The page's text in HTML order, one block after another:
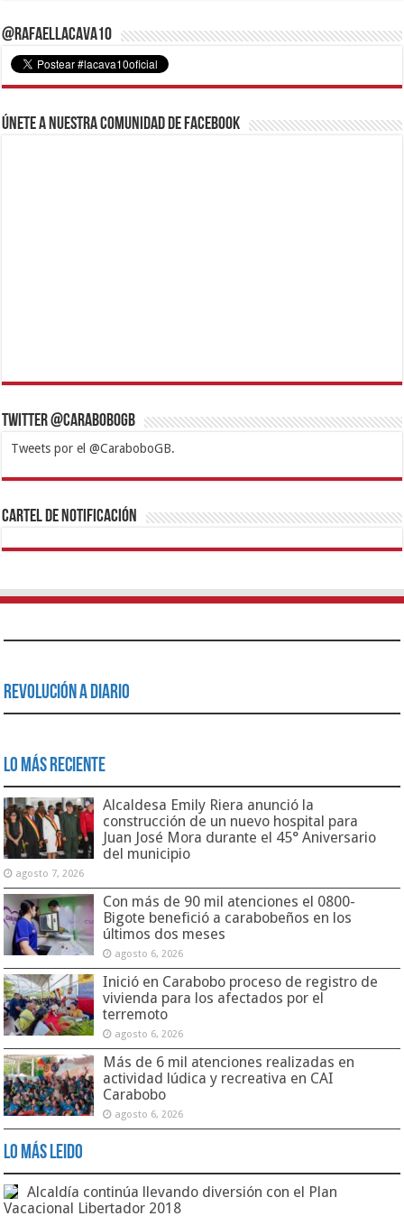
@RafaelLacava10
Únete a nuestra comunidad de Facebook
Twitter @CaraboboGB
Tweets por el @CaraboboGB.
1xbetBetturkeyBetistKralbetSupertotobetTipobetMatadorbetMariobet
https://mvbcasino.com/
Cartel de Notificación
Revolución a Diario
Lo Más Reciente
Alcaldesa Emily Riera anunció la
construcción de un nuevo hospital para
Juan José Mora durante el 45° Aniversario
del municipio
agosto 7, 2026
Con más de 90 mil atenciones el 0800-
Bigote benefició a carabobeños en los
últimos dos meses
agosto 6, 2026
Inició en Carabobo proceso de registro de
vivienda para los afectados por el
terremoto
agosto 6, 2026
Más de 6 mil atenciones realizadas en
actividad lúdica y recreativa en CAI
Carabobo
agosto 6, 2026
Lo Más Leido
Alcaldía continúa llevando diversión con el Plan
Vacacional Libertador 2018